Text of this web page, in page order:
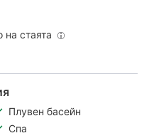
на стаята
Плувен басейн
Спа